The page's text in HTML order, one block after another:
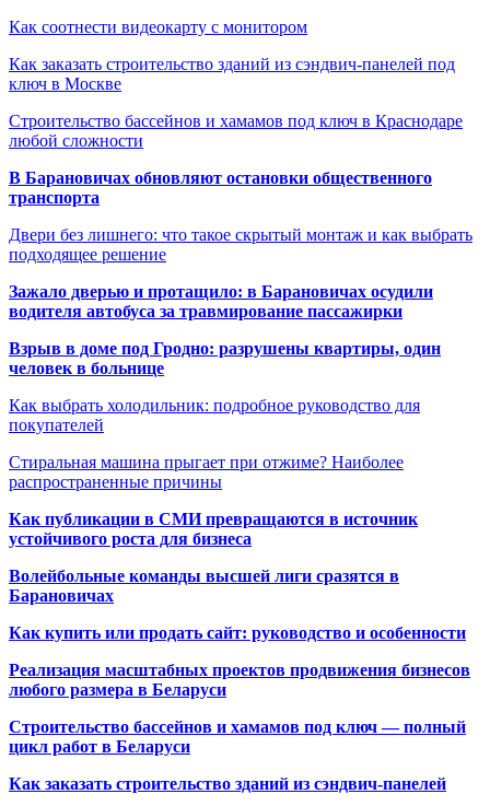
Как соотнести видеокарту с монитором
Как заказать строительство зданий из сэндвич-панелей под
ключ в Москве
Строительство бассейнов и хамамов под ключ в Краснодаре
любой сложности
В Барановичах обновляют остановки общественного
транспорта
Двери без лишнего: что такое скрытый монтаж и как выбрать
подходящее решение
Зажало дверью и протащило: в Барановичах осудили
водителя автобуса за травмирование пассажирки
Взрыв в доме под Гродно: разрушены квартиры, один
человек в больнице
Как выбрать холодильник: подробное руководство для
покупателей
Стиральная машина прыгает при отжиме? Наиболее
распространенные причины
Как публикации в СМИ превращаются в источник
устойчивого роста для бизнеса
Волейбольные команды высшей лиги сразятся в
Барановичах
Как купить или продать сайт: руководство и особенности
Реализация масштабных проектов продвижения бизнесов
любого размера в Беларуси
Строительство бассейнов и хамамов под ключ — полный
цикл работ в Беларуси
Как заказать строительство зданий из сэндвич-панелей